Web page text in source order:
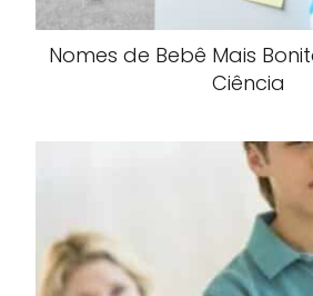
Nomes de Bebê Mais
Ciência